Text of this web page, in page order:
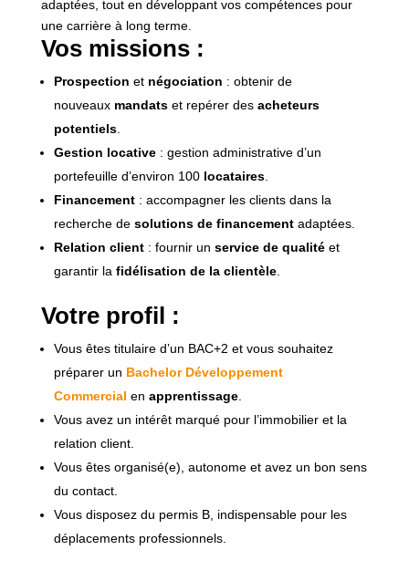
adaptées, tout en développant vos compétences pour
une carrière à long terme.
Vos missions :
Prospection et négociation : obtenir de
nouveaux mandatset repérer des acheteurs
potentiels.
Gestion locative: gestion administrative d’un
portefeuille d’environ 100 locataires.
Financement: accompagner les clients dans la
recherche de solutions de financementadaptées.
Relation client: fournir un service de qualitéet
garantir la fidélisation de la clientèle.
Votre profil :
Vous êtes titulaire d’un BAC+2 et vous souhaitez
préparer un Bachelor Développement
Commercial en apprentissage.
Vous avez un intérêt marqué pour l’immobilier et la
relation client.
Vous êtes organisé(e), autonome et avez un bon sens
du contact.
Vous disposez du permis B, indispensable pour les
déplacements professionnels.